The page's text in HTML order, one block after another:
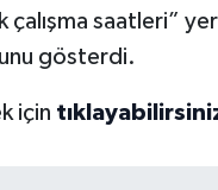
çalışma saatleri”
gösterdi.
için